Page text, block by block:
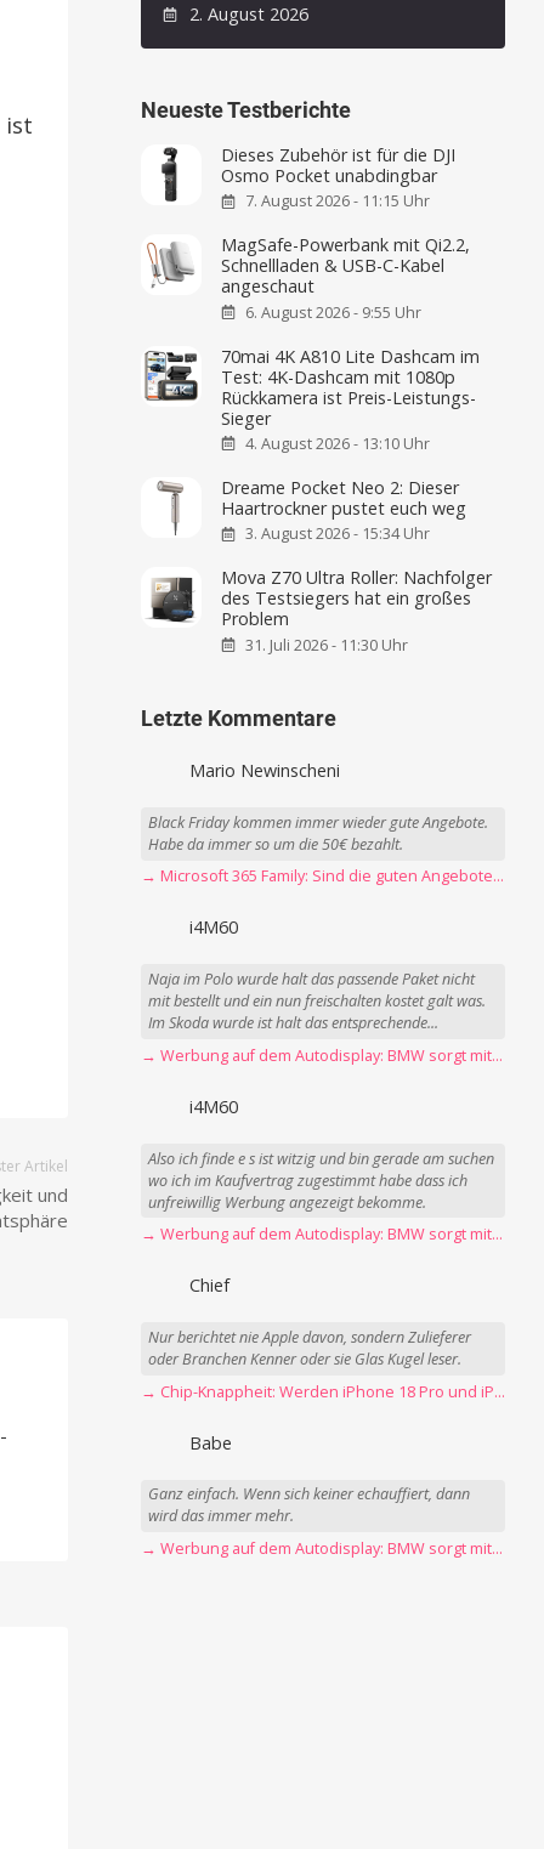
ist
Artikel
und
2. August 2026
Neueste Testberichte
Dieses Zubehör ist für die DJI
Osmo Pocket unabdingbar
7. August 2026 - 11:15 Uhr
MagSafe-Powerbank mit Qi2.2,
Schnellladen & USB-C-Kabel
angeschaut
6. August 2026 - 9:55 Uhr
70mai 4K A810 Lite Dashcam im
Test: 4K-Dashcam mit 1080p
Rückkamera ist Preis-Leistungs-
Sieger
4. August 2026 - 13:10 Uhr
Dreame Pocket Neo 2: Dieser
Haartrockner pustet euch weg
3. August 2026 - 15:34 Uhr
Mova Z70 Ultra Roller: Nachfolger
des Testsiegers hat ein großes
Problem
31. Juli 2026 - 11:30 Uhr
Letzte Kommentare
Mario Newinscheni
Black Friday kommen immer wieder gute Angebote.
Habe da immer so um die 50€ bezahlt.
→ Microsoft 365 Family: Sind die guten Angebote vorbei?
i4M60
Naja im Polo wurde halt das passende Paket nicht
mit bestellt und ein nun freischalten kostet galt was.
Im Skoda wurde ist halt das entsprechende...
→ Werbung auf dem Autodisplay: BMW sorgt mit Spider-Man-Werbung für scharfe Kritik
i4M60
Also ich finde e s ist witzig und bin gerade am suchen
wo ich im Kaufvertrag zugestimmt habe dass ich
unfreiwillig Werbung angezeigt bekomme.
→ Werbung auf dem Autodisplay: BMW sorgt mit Spider-Man-Werbung für scharfe Kritik
Chief
Nur berichtet nie Apple davon, sondern Zulieferer
oder Branchen Kenner oder sie Glas Kugel leser.
→ Chip-Knappheit: Werden iPhone 18 Pro und iPhone Ultra rechtzeitig fertig?
Babe
Ganz einfach. Wenn sich keiner echauffiert, dann
wird das immer mehr.
→ Werbung auf dem Autodisplay: BMW sorgt mit Spider-Man-Werbung für scharfe Kritik